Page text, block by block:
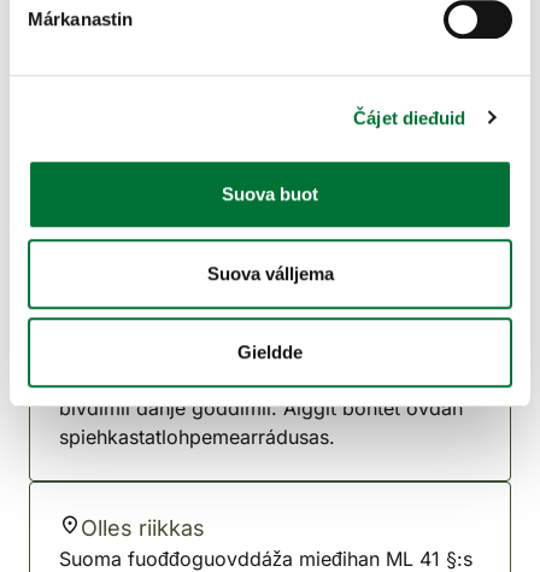
Márkanastin
Čájet dieđuid
Suova buot
Suova válljema
Gieldde
Čeavrris
Olles riikkas
ML 41 a §:a 3 momeanttas oaivvilduvvon
bivdimii dahje goddimii. Áiggit bohtet ovdan
spiehkastatlohpemearrádusas.
Olles riikkas
Suoma fuođđoguovddáža mieđihan ML 41 §:s